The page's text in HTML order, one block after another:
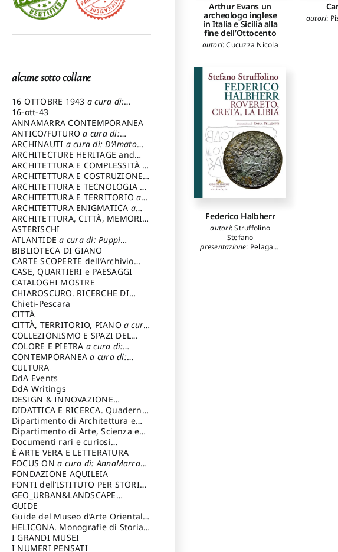
Arthur Evans un
archeologo inglese
in Italia e Sicilia alla
fine dell’Ottocento
autori:Cucuzza Nicola
autori:
Federico Halbherr
autori:Struffolino
Stefano
presentazione: Pelagatti
alcune sotto collane
16 OTTOBRE 1943 a cura di:
Pezzetti Marcello
16-ott-43
ANNAMARRA CONTEMPORANEA
ANTICO/FUTUROa cura di:
Varagnoli Claudio
ARCHINAUTI a cura di: D'Amato
Claudio
ARCHITECTURE HERITAGE and
DESIGN
ARCHITETTURA E COMPLESSITÀ a
cura di: Piva Antonio
ARCHITETTURA E COSTRUZIONEa
cura di: Poretti Sergio
ARCHITETTURA E TECNOLOGIA a
cura di: Carrara Gianfranco
ARCHITETTURA E TERRITORIOa
cura di: Pietrogrande Enrico
ARCHITETTURA ENIGMATICA a
cura di: Lenci Ruggero
ARCHITETTURA, CITTÀ, MEMORIA
a cura di: Valeriani Enrico
ASTERISCHI
ATLANTIDEa cura di: Puppi
Lionello
BIBLIOTECA DI GIANO
CARTE SCOPERTE dell’Archivio
Storico Capitolino
CASE, QUARTIERI e PAESAGGI
CATALOGHI MOSTRE
CHIAROSCURO. RICERCHE DI
STORIA E STORIA DELL'ARTE
cura di: Di Carpegna Falconieri
Tommaso
Chieti-Pescara
CITTÀ
CITTÀ, TERRITORIO, PIANO a cura
di: Imbesi Giuseppe
COLLEZIONISMO E SPAZI DEL
COLLEZIONISMO a cura di:
Magnani Lauro
COLORE E PIETRA a cura di:
Selvaggi Giuseppe
CONTEMPORANEAa cura di:
Gubinelli Luna
CULTURA
DdA Events
DdA Writings
DESIGN & INNOVAZIONE
TECNOLOGICAa cura di: Vallicelli
Andrea
DIDATTICA E RICERCA. Quaderni
della Scuola
Dipartimento di Architettura e
Analisi della Città Mediterranea
Dipartimento di Arte, Scienza e
Tecnica del Costuire
Documenti rari e curiosi
dall'Archivio Segreto
È ARTE VERA E LETTERATURA
FOCUS ONa cura di: AnnaMarra
Contemporanea
FONDAZIONE AQUILEIA
FONTI dell’ISTITUTO PER STORIA
DEL RISORGIMENTO
GEO_URBAN&LANDSCAPE
PLANNING (GULP)
Trusiani Elio
GUIDE
Guide del Museo d’Arte Orientale
“Giuseppe Tucci”
HELICONA. Monografie di Storia
dell'Artea cura di: Gallo Marco
I GRANDI MUSEI
I NUMERI PENSATI